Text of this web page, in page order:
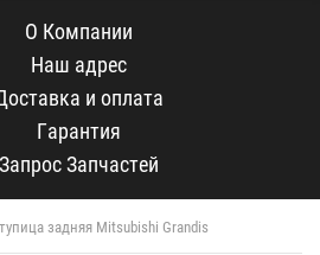
О Компании
Наш адрес
и оплата
Гарантия
Запрос Запчастей
задняя Mitsubishi Grandis